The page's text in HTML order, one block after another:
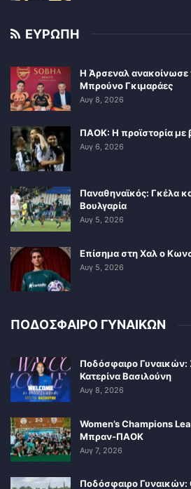
ΕΥΡΩΠΗ
Η Άρσεναλ ανακοίνωσε
Μπρούνο Γκιμαράες
Αυγ 8, 2026
ΠΑΟΚ: Η προϊστορία με
Αυγ 6, 2026
Παναθηναϊκός: Γκέλα
Βουλγαρία
Αυγ 5, 2026
Επίσημα στη Χαλ ο
Αυγ 5, 2026
ΠΟΔΟΣΦΑΙΡΟ ΓΥΝΑΙΚΩΝ
Ποδόσφαιρο Γυναικών:
Κατερίνα Βασιλούνη
Αυγ 8, 2026
Women’s Champions
Μπραν-ΠΑΟΚ
Αυγ 7, 2026
Ποδόσφαιρο